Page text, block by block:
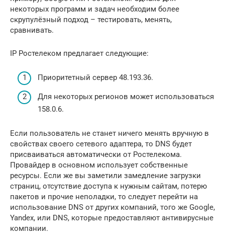
некоторых программ и задач необходим более
скрупулёзный подход – тестировать, менять,
сравнивать.
IP Ростелеком предлагает следующие:
Приоритетный сервер 48.193.36.
Для некоторых регионов может использоваться
158.0.6.
Если пользователь не станет ничего менять вручную в
свойствах своего сетевого адаптера, то DNS будет
присваиваться автоматически от Ростелекома.
Провайдер в основном использует собственные
ресурсы. Если же вы заметили замедление загрузки
страниц, отсутствие доступа к нужным сайтам, потерю
пакетов и прочие неполадки, то следует перейти на
использование DNS от других компаний, того же Google,
Yandex, или DNS, которые предоставляют антивирусные
компании.